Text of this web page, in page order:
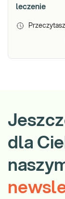
leczenie
dla